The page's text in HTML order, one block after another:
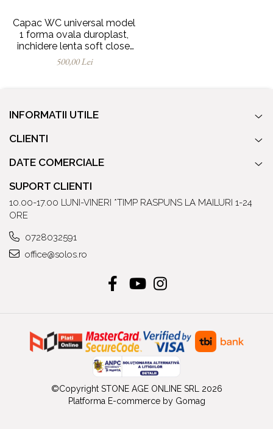
Capac WC universal model
1 forma ovala duroplast,
inchidere lenta soft close,
detasabil cu balamale
metalice, fixare de sus,
500,00 Lei
INFORMATII UTILE
CLIENTI
DATE COMERCIALE
SUPORT CLIENTI
10.00-17.00 LUNI-VINERI *TIMP RASPUNS LA MAILURI 1-24
ORE
0728032591
office@solos.ro
©Copyright STONE AGE ONLINE SRL 2026
Platforma E-commerce by Gomag